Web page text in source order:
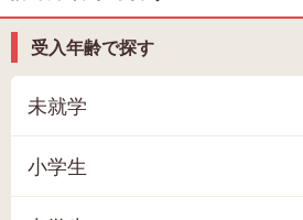
受入年齢で探す
未就学
小学生